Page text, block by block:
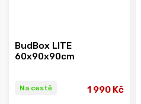
BudBox LITE
60x90x90cm
Na cestě 1 990 Kč